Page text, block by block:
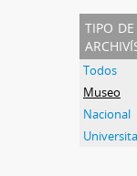
tipo
Todos
Museo
Nacional